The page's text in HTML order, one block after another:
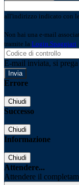
all'indirizzo indicato con
Non hai una e-mail
tramite la Login Spaggiari
E-mail inviata, si
Errore
Chiudi
Successo
Chiudi
Informazione
Chiudi
Attendere...
Attendere il